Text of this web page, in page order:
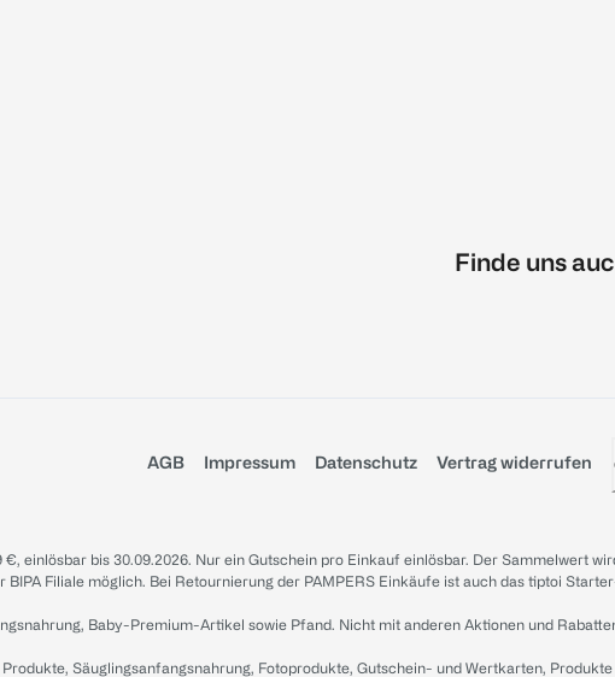
Finde uns
AGB Impressum Datenschutz Vertrag widerrufen
einlösbar bis 30.09.2026. Nur ein Gutschein pro Einkauf einlösbar. Der Sammelwert
Filiale möglich. Bei Retournierung der PAMPERS Einkäufe ist auch das tiptoi
Baby-Premium-Artikel sowie Pfand. Nicht mit anderen Aktionen und
Säuglingsanfangsnahrung, Fotoprodukte, Gutschein- und Wertkarten,